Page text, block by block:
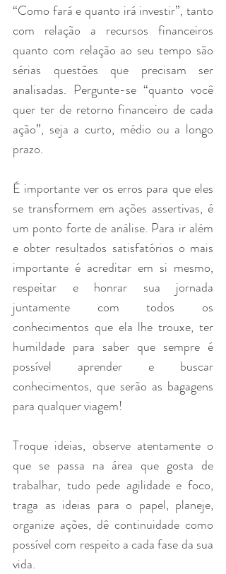
“Como fará e quanto irá investir”, tanto
com relação a recursos financeiros
quanto com relação ao seu tempo são
sérias questões que precisam ser
analisadas. Pergunte-se “quanto você
quer ter de retorno financeiro de cada
ação”, seja a curto, médio ou a longo
prazo.
É importante ver os erros para que eles
se transformem em ações assertivas, é
um ponto forte de análise. Para ir além
e obter resultados satisfatórios o mais
importante é acreditar em si mesmo,
respeitar e honrar sua jornada
juntamente com todos os
conhecimentos que ela lhe trouxe, ter
humildade para saber que sempre é
possível aprender e buscar
conhecimentos, que serão as bagagens
para qualquer viagem!
Troque ideias, observe atentamente o
que se passa na área que gosta de
trabalhar, tudo pede agilidade e foco,
traga as ideias para o papel, planeje,
organize ações, dê continuidade como
possível com respeito a cada fase da sua
vida.